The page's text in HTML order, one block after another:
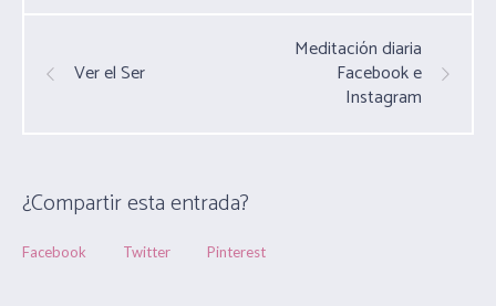
Ver el Ser
Meditación diaria
Facebook e
Instagram
¿Compartir esta entrada?
Facebook Twitter Pinterest